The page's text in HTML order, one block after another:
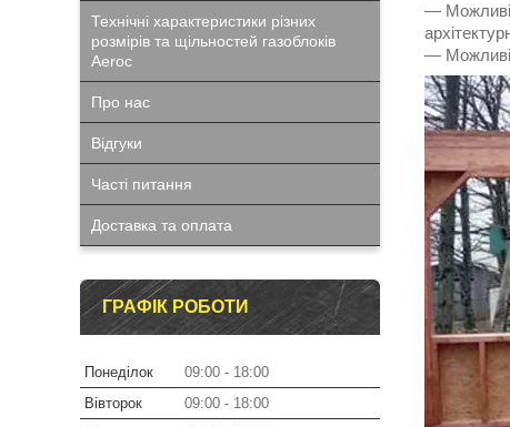
―
―
Технічні характеристики різних
розмірів та щільностей газоблоків
Aeroc
Про нас
Відгуки
Часті питання
Доставка та оплата
ГРАФІК РОБОТИ
Понеділок 09:00
18:00
Вівторок
09:00
18:00